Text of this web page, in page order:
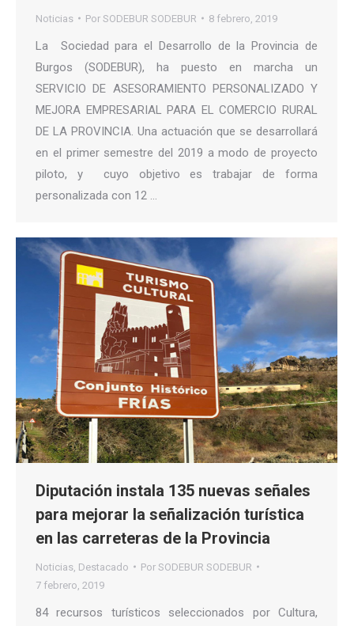
Noticias Por SODEBUR SODEBUR 8 febrero, 2019
La Sociedad para el Desarrollo de la Provincia de
Burgos (SODEBUR), ha puesto en marcha un
SERVICIO DE ASESORAMIENTO PERSONALIZADO Y
MEJORA EMPRESARIAL PARA EL COMERCIO RURAL
DE LA PROVINCIA. Una actuación que se desarrollará
en el primer semestre del 2019 a modo de proyecto
piloto, y cuyo objetivo es trabajar de forma
personalizada con 12 …
Diputación instala 135 nuevas señales
para mejorar la señalización turística
en las carreteras de la Provincia
Noticias Destacado Por SODEBUR SODEBUR
7 febrero, 2019
84 recursos turísticos seleccionados por Cultura,